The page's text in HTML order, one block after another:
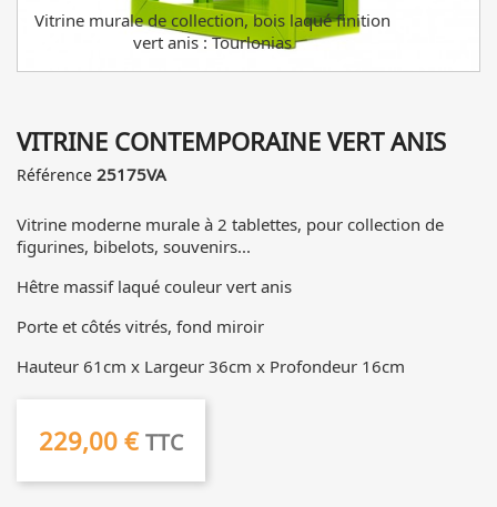
Vitrine murale de collection, bois laqué finition
vert anis : Tourlonias
VITRINE CONTEMPORAINE VERT ANIS
Référence 25175VA
Vitrine moderne murale à 2 tablettes, pour collection de
figurines, bibelots, souvenirs...
Hêtre massif laqué couleur vert anis
Porte et côtés vitrés, fond miroir
Hauteur 61cm x Largeur 36cm x Profondeur 16cm
229,00 € TTC